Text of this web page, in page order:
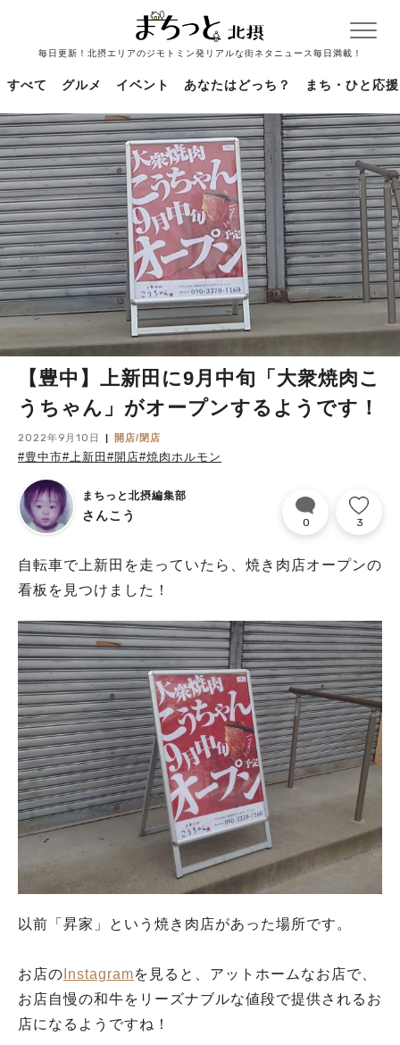
毎日更新！北摂エリアのジモトミン発リアルな街ネタニュース毎日満載！
すべて グルメ イベント あなたはどっち？ まち・ひと応援
【豊中】上新田に9月中旬「大衆焼肉こ
うちゃん」がオープンするようです！
2022年9月10日 開店/閉店
#豊中市#上新田 #開店#焼肉ホルモン
まちっと北摂編集部
さんこう 0 3
自転車で上新田を走っていたら、焼き肉店オープンの
看板を見つけました！
以前「昇家」という焼き肉店があった場所です。
お店の Instagramを見ると、アットホームなお店で、
お店自慢の和牛をリーズナブルな値段で提供されるお
店になるようですね！